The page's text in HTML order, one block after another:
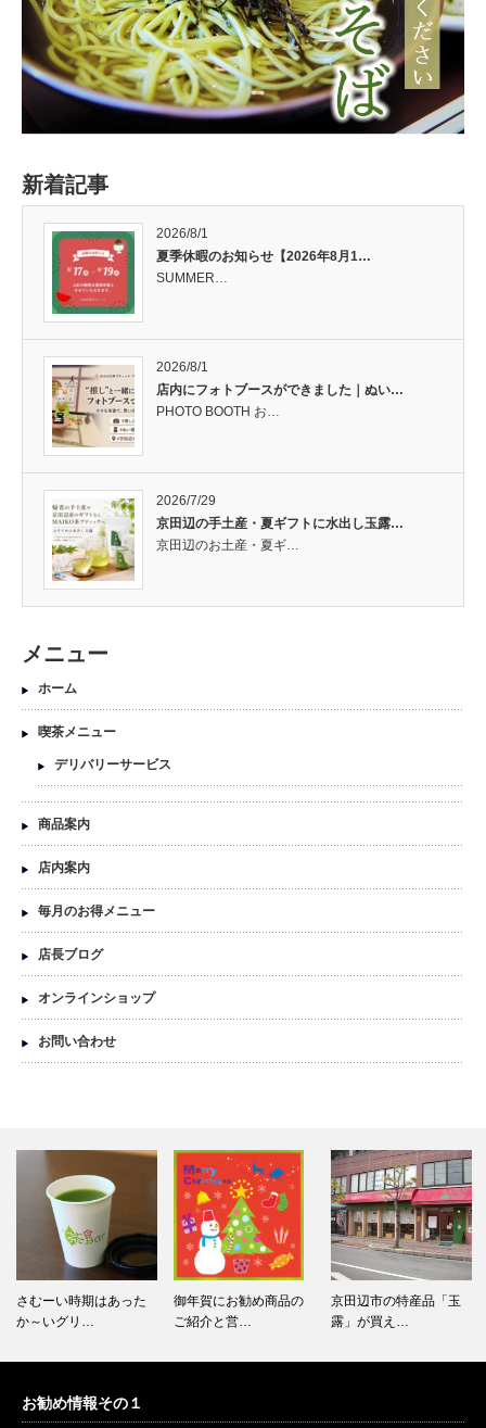
新着記事
2026/8/1
夏季休暇のお知らせ【2026年8月1…
SUMMER…
2026/8/1
店内にフォトブースができました｜ぬい…
PHOTO BOOTH お…
2026/7/29
京田辺の手土産・夏ギフトに水出し玉露…
京田辺のお土産・夏ギ…
メニュー
ホーム
喫茶メニュー
デリバリーサービス
商品案内
店内案内
毎月のお得メニュー
店長ブログ
オンラインショップ
お問い合わせ
さむーい時期はあった
か～いグリ…
御年賀にお勧め商品の
ご紹介と営…
京田辺市の特産品「玉
露」が買え…
お勧め情報その１